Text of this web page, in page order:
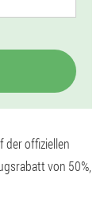
der offiziellen
von 50%,